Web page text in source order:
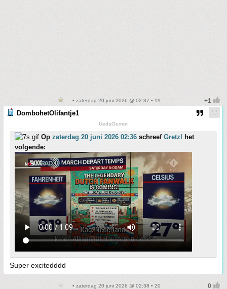
• zaterdag 20 juni 2026 @ 02:37 • 19
DombohetOlifantje1
UedaGernot
Op zaterdag 20 juni 2026 02:36 schreef Gretzl
het
volgende:
Super excitedddd
• zaterdag 20 juni 2026 @ 02:38 • 20